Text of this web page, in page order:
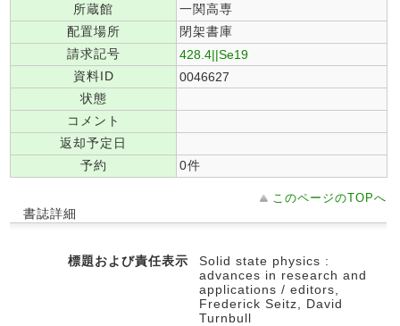
所蔵館
一関高専
配置場所
閉架書庫
請求記号
428.4||Se19
資料ID
0046627
状態
コメント
返却予定日
予約
0件
このページのTOPへ
書誌詳細
標題および責任表示
Solid state physics :
advances in research and
applications / editors,
Frederick Seitz, David
Turnbull